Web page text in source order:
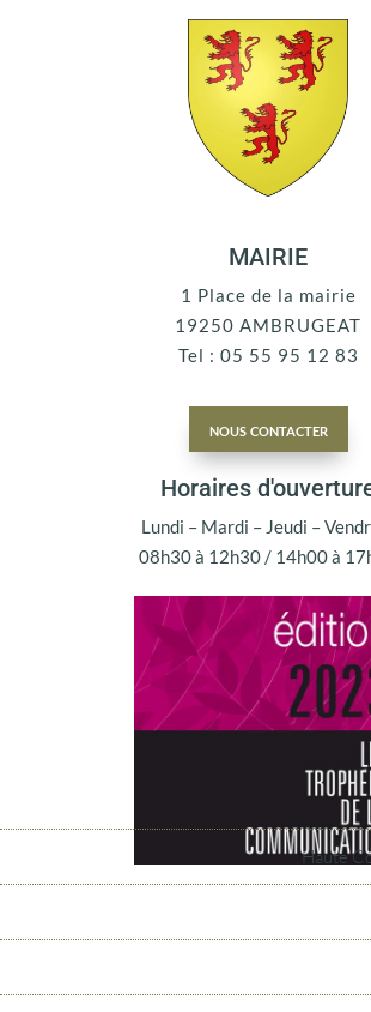
MAIRIE
1 Place de la mairie
19250 AMBRUGEAT
Tel : 05 55 95 12 83
nous contacter
Horaires
Lundi – Mardi – Jeudi –
08h30 à 12h30 / 14h00 à
Haute